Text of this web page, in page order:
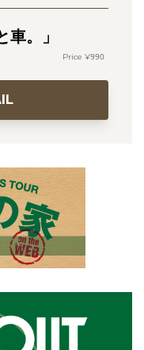
。」
990